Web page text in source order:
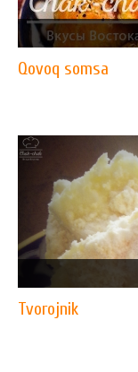
Qovoq somsa
Tvorojnik